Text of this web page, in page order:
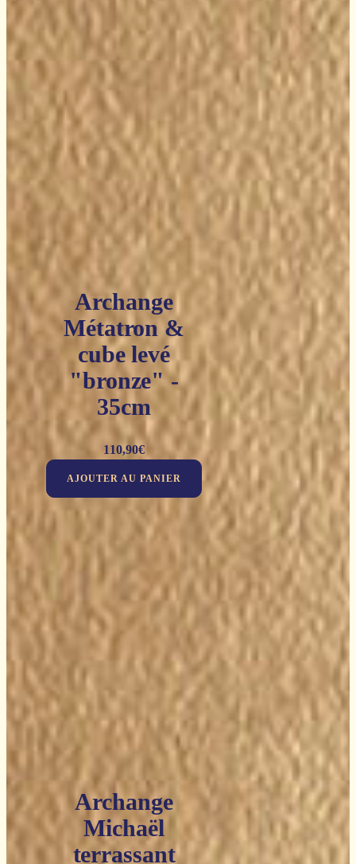
169,90€.
est :
135,92€.
Archange
Métatron &
cube levé
"bronze" -
35cm
110,90€
AJOUTER AU PANIER
Archange
Michaël
terrassant